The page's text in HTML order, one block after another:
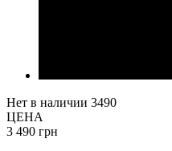
Нет в наличии 3490
ЦЕНА
3 490 грн